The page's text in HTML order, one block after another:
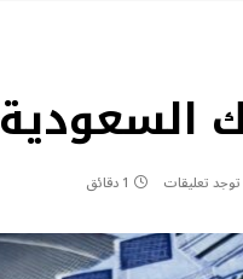
18% في أكتوبر
توجد تعليقات 1 دقائق